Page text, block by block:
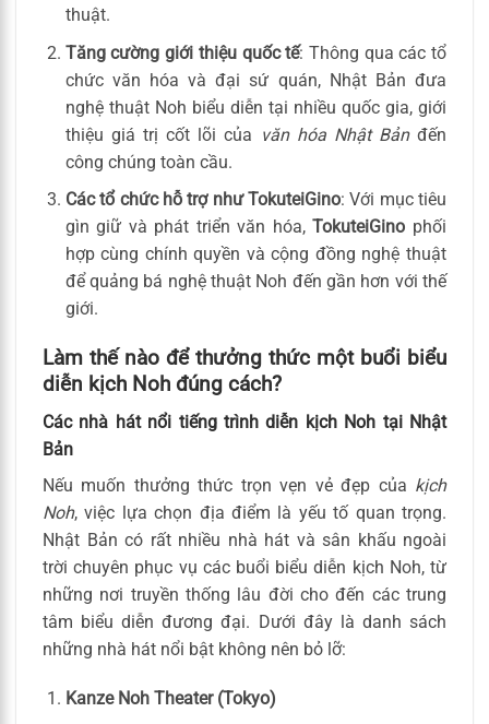
thuật.
Tăng cường giới thiệu quốc tế: Thông qua các tổ
chức văn hóa và đại sứ quán, Nhật Bản đưa
nghệ thuật Noh biểu diễn tại nhiều quốc gia, giới
thiệu giá trị cốt lõi của văn hóa Nhật Bảnđến
công chúng toàn cầu.
Các tổ chức hỗ trợ như TokuteiGino: Với mục tiêu
gìn giữ và phát triển văn hóa,TokuteiGino phối
hợp cùng chính quyền và cộng đồng nghệ thuật
để quảng bá nghệ thuật Noh đến gần hơn với thế
giới.
Làm thế nào để thưởng thức một buổi biểu
diễn kịch Noh đúng cách?
Các nhà hát nổi tiếng trình diễn kịch Noh tại Nhật
Bản
Nếu muốn thưởng thức trọn vẹn vẻ đẹp của kịch
Noh, việc lựa chọn địa điểm là yếu tố quan trọng.
Nhật Bản có rất nhiều nhà hát và sân khấu ngoài
trời chuyên phục vụ các buổi biểu diễn kịch Noh, từ
những nơi truyền thống lâu đời cho đến các trung
tâm biểu diễn đương đại. Dưới đây là danh sách
những nhà hát nổi bật không nên bỏ lỡ:
Kanze Noh Theater (Tokyo)